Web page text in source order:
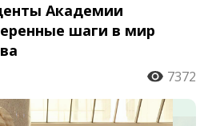
Академии
шаги в мир
7372